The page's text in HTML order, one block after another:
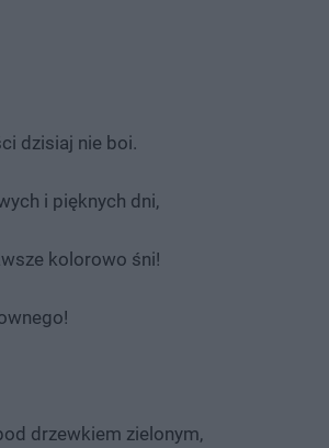
dzisiaj nie boi.
i pięknych dni,
kolorowo śni!
drzewkiem zielonym,